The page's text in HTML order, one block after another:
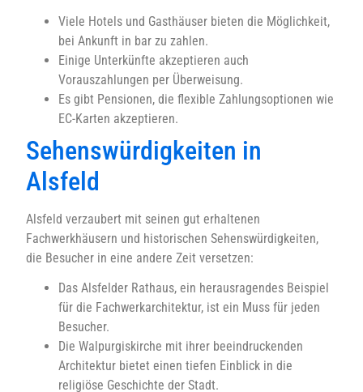
Viele Hotels und Gasthäuser bieten die Möglichkeit,
bei Ankunft in bar zu zahlen.
Einige Unterkünfte akzeptieren auch
Vorauszahlungen per Überweisung.
Es gibt Pensionen, die flexible Zahlungsoptionen wie
EC-Karten akzeptieren.
Sehenswürdigkeiten in
Alsfeld
Alsfeld verzaubert mit seinen gut erhaltenen
Fachwerkhäusern und historischen Sehenswürdigkeiten,
die Besucher in eine andere Zeit versetzen:
Das Alsfelder Rathaus, ein herausragendes Beispiel
für die Fachwerkarchitektur, ist ein Muss für jeden
Besucher.
Die Walpurgiskirche mit ihrer beeindruckenden
Architektur bietet einen tiefen Einblick in die
religiöse Geschichte der Stadt.